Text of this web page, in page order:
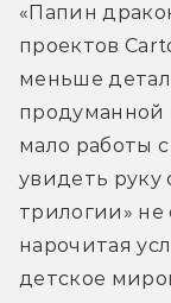
«Папин
проектов
меньше
продуманной
мало работы
увидеть руку
трилогии» не
нарочитая
детское